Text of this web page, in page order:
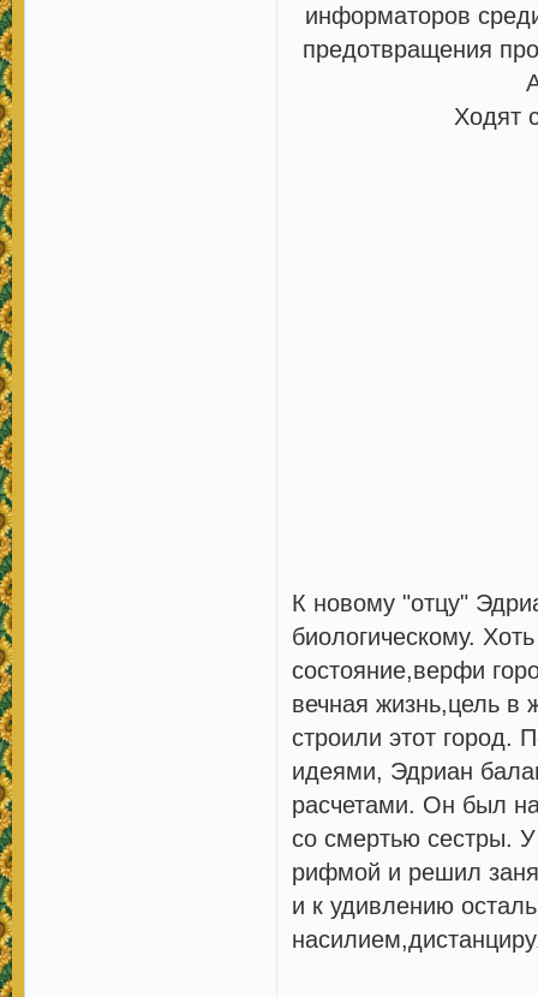
информаторов
предотвращения
Ходят
К новому "отцу"
биологическому.
состояние,верфи
вечная жизнь,цель в
строили этот город.
идеями, Эдриан
расчетами. Он был
со смертью сестры. У
рифмой и решил
и к удивлению